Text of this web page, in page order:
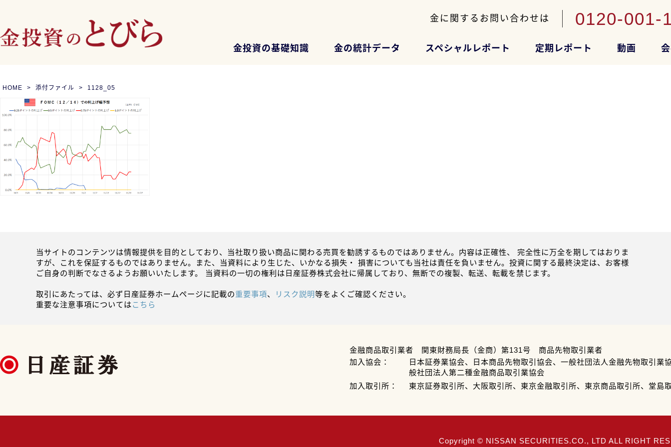
金に関するお問い合わせは 0120-001-
金投資の基礎知識 金の統計データ スペシャルレポート 定期レポート 動画
HOME 添付ファイル 1128_05
当サイトのコンテンツは情報提供を目的としており、当社取り扱い商品に関わる売買を勧誘するものではありません。内容は正確性、 完全性に万全を期してはおりま
すが、これを保証するものではありません。また、当資料により生じた、いかなる損失・ 損害についても当社は責任を負いません。投資に関する最終決定は、お客様
ご自身の判断でなさるようお願いいたします。 当資料の一切の権利は日産証券株式会社に帰属しており、無断での複製、転送、転載を禁じます。
取引にあたっては、必ず日産証券ホームページに記載の重要事項、 リスク説明等をよくご確認ください。
重要な注意事項についてはこちら
金融商品取引業者 関東財務局長（金商）第131号 商品先物取引業者
加入協会：
日本証券業協会、日本商品先物取引協会、一般社団法人金融先物取引業
般社団法人第二種金融商品取引業協会
加入取引所：
東京証券取引所、大阪取引所、東京金融取引所、東京商品取引所、堂島
Copyright © NISSAN SECURITIES.CO., LTD ALL RIGHT